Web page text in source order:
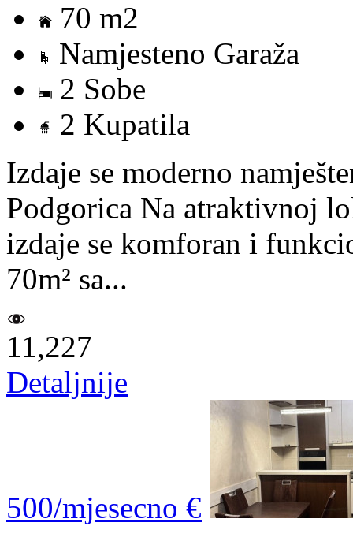
70 m2
Namjesteno Garaža
2 Sobe
2 Kupatila
Izdaje se moderno
Podgorica Na atraktivnoj
izdaje se komforan i
70m² sa...
11,227
Detaljnije
500/mjesecno €